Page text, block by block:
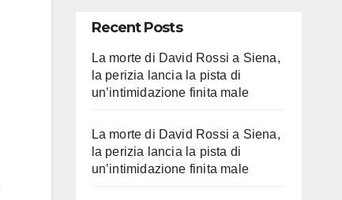
Recent Posts
La morte di David Rossi a Siena,
la perizia lancia la pista di
un’intimidazione finita male
La morte di David Rossi a Siena,
la perizia lancia la pista di
un’intimidazione finita male